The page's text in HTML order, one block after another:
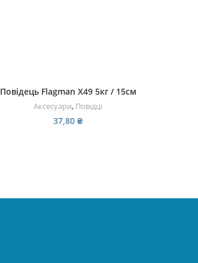
ДОДАТИ В КОШИК
Повідець Flagman X49 5кг / 15см
Аксесуари, Повідці
37,80 ₴